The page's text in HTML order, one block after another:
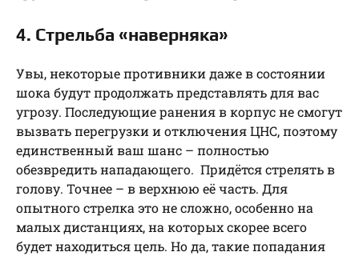
4. Стрельба «наверняка»
Увы, некоторые противники даже в состоянии
шока будут продолжать представлять для вас
угрозу. Последующие ранения в корпус не смогут
вызвать перегрузки и отключения ЦНС, поэтому
единственный ваш шанс – полностью
обезвредить нападающего. Придётся стрелять в
голову. Точнее – в верхнюю её часть. Для
опытного стрелка это не сложно, особенно на
малых дистанциях, на которых скорее всего
будет находиться цель. Но да, такие попадания